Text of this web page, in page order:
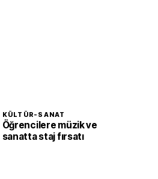
KÜLTÜR-SANAT
Öğrencilere müzik ve
sanatta staj fırsatı